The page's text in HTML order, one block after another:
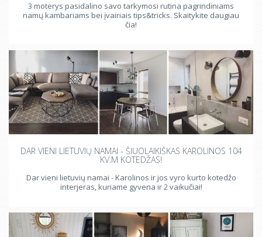
3 moterys pasidalino savo tarkymosi rutina pagrindiniams
namų kambariams bei įvairiais tips&tricks. Skaitykite daugiau
čia!
DAR VIENI LIETUVIŲ NAMAI - ŠIUOLAIKIŠKAS KAROLINOS 104
KV.M KOTEDŽAS!
Dar vieni lietuvių namai - Karolinos ir jos vyro kurto kotedžo
interjeras, kuriame gyvena ir 2 vaikučiai!